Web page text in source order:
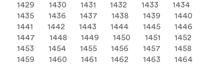
1429
1430 1431 1432 1433
1434
1435
1436 1437 1438 1439
1440
1441
1442 1443 1444 1445
1446
1447
1448 1449 1450 1451
1452
1453
1454 1455 1456 1457
1458
1459
1460 1461 1462 1463
1464